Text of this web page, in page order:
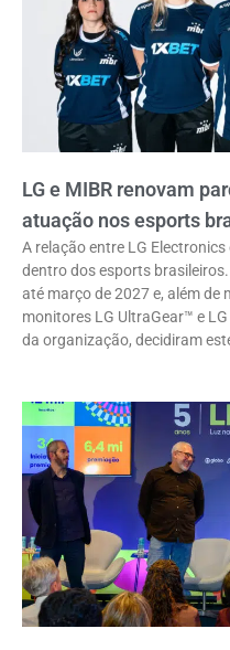
LG e MIBR renovam
atuação nos esports
A relação entre LG
dentro dos esports
até março de 2027 e, além de
monitores LG UltraGear™ e
da organização, decidiram